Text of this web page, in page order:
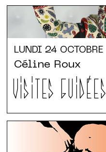
LUNDI 24 OCTOBRE
VISITES GUIDÉES
Céline Roux